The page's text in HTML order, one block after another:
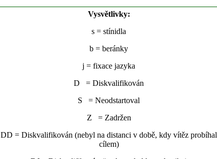
Vysvětlivky:
s = stínidla
b = beránky
j = fixace jazyka
D = Diskvalifikován
S = Neodstartoval
Z = Zadržen
DD = Diskvalifikován (nebyl na distanci v době, kdy vítěz probíhal
cílem)